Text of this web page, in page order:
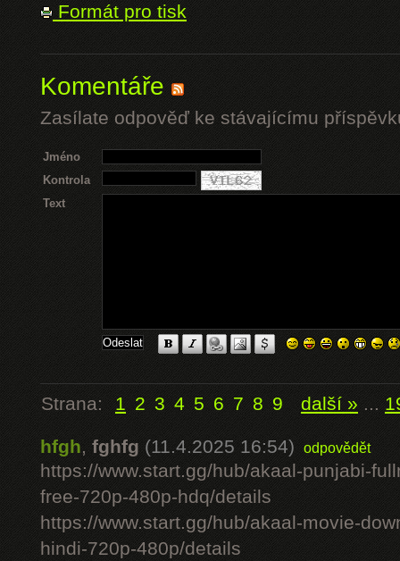
Formát pro tisk
Komentáře
Zasílate odpověď ke stávajícímu
Jméno
Kontrola
Text
Strana: 1 2 3 4 5 6 7 8 9 další » ...
hfgh, fghfg (11.4.2025 16:54) odpovědět
https://www.start.gg/hub/akaal-punjabi-
free-720p-480p-hdq/details
https://www.start.gg/hub/akaal-movie-
hindi-720p-480p/details